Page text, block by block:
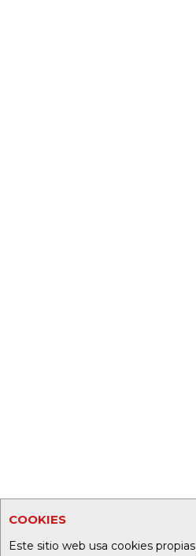
COOKIES
Este sitio web usa cookies